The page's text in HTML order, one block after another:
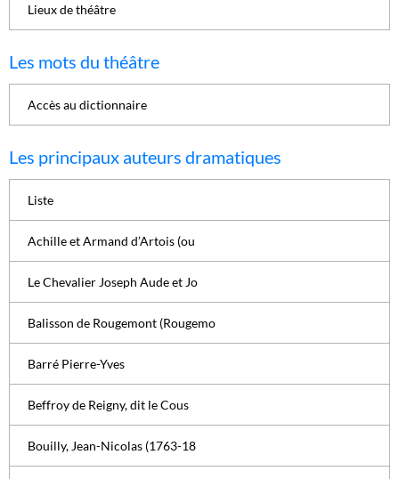
Lieux de théâtre
Les mots du théâtre
Accès au dictionnaire
Les principaux auteurs dramatiques
Liste
Achille et Armand d’Artois (ou
Le Chevalier Joseph Aude et Jo
Balisson de Rougemont (Rougemo
Barré Pierre-Yves
Beffroy de Reigny, dit le Cous
Bouilly, Jean-Nicolas (1763-18